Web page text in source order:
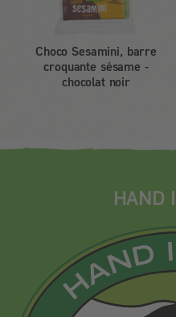
Choco Sesamini, barre
croquante sésame -
chocolat noir
HAND